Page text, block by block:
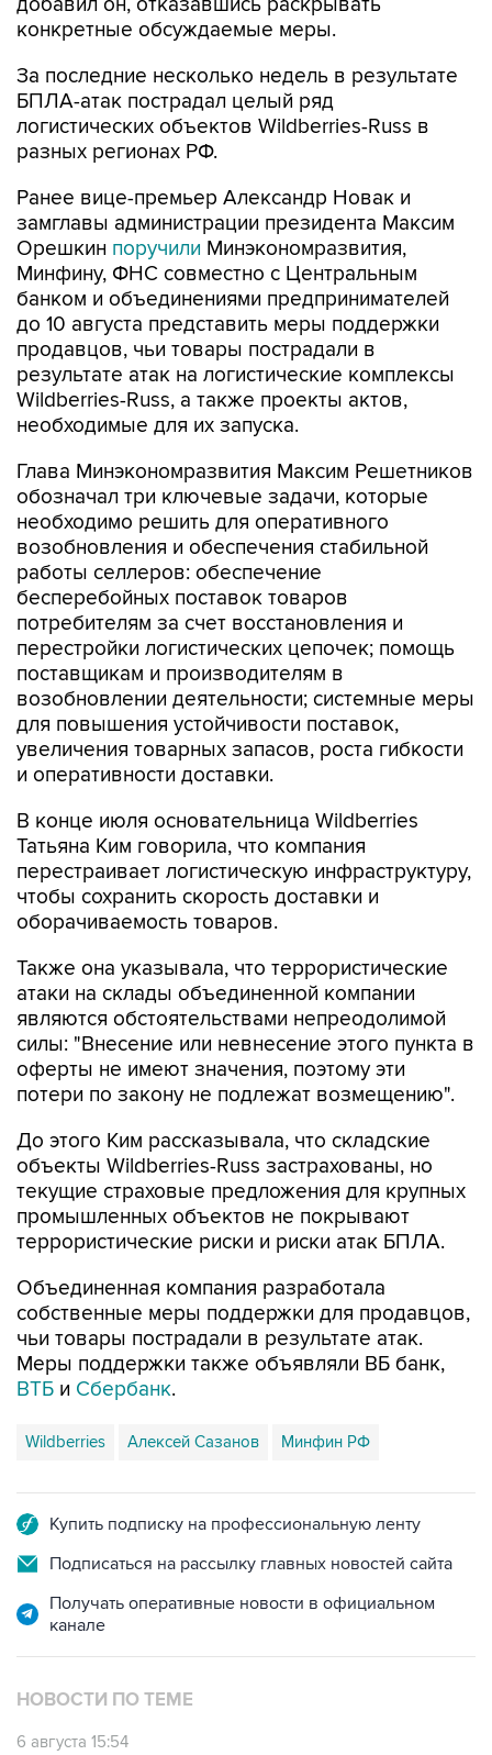
добавил он, отказавшись раскрывать
конкретные обсуждаемые меры.
За последние несколько недель в результате
БПЛА-атак пострадал целый ряд
логистических объектов Wildberries-Russ в
разных регионах РФ.
Ранее вице-премьер Александр Новак и
замглавы администрации президента Максим
Орешкин поручили Минэкономразвития,
Минфину, ФНС совместно с Центральным
банком и объединениями предпринимателей
до 10 августа представить меры поддержки
продавцов, чьи товары пострадали в
результате атак на логистические комплексы
Wildberries-Russ, а также проекты актов,
необходимые для их запуска.
Глава Минэкономразвития Максим Решетников
обозначал три ключевые задачи, которые
необходимо решить для оперативного
возобновления и обеспечения стабильной
работы селлеров: обеспечение
бесперебойных поставок товаров
потребителям за счет восстановления и
перестройки логистических цепочек; помощь
поставщикам и производителям в
возобновлении деятельности; системные меры
для повышения устойчивости поставок,
увеличения товарных запасов, роста гибкости
и оперативности доставки.
В конце июля основательница Wildberries
Татьяна Ким говорила, что компания
перестраивает логистическую инфраструктуру,
чтобы сохранить скорость доставки и
оборачиваемость товаров.
Также она указывала, что террористические
атаки на склады объединенной компании
являются обстоятельствами непреодолимой
силы: "Внесение или невнесение этого пункта в
оферты не имеют значения, поэтому эти
потери по закону не подлежат возмещению".
До этого Ким рассказывала, что складские
объекты Wildberries-Russ застрахованы, но
текущие страховые предложения для крупных
промышленных объектов не покрывают
террористические риски и риски атак БПЛА.
Объединенная компания разработала
собственные меры поддержки для продавцов,
чьи товары пострадали в результате атак.
Меры поддержки также объявляли ВБ банк,
ВТБ и Сбербанк.
Wildberries Алексей Сазанов Минфин РФ
Купить подписку на профессиональную ленту
Подписаться на рассылку главных новостей сайта
Получать оперативные новости в официальном
канале
НОВОСТИ ПО ТЕМЕ
6 августа 15:54